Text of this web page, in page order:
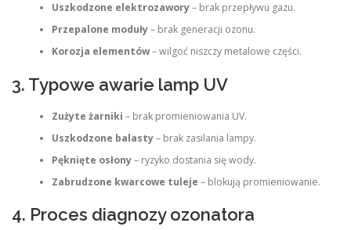
Uszkodzone elektrozawory– brak przepływu gazu.
Przepalone moduły– brak generacji ozonu.
Korozja elementów– wilgoć niszczy metalowe części.
3. Typowe awarie lamp UV
Zużyte żarniki – brak promieniowania UV.
Uszkodzone balasty– brak zasilania lampy.
Pęknięte osłony– ryzyko dostania się wody.
Zabrudzone kwarcowe tuleje – blokują promieniowanie.
4. Proces diagnozy ozonatora